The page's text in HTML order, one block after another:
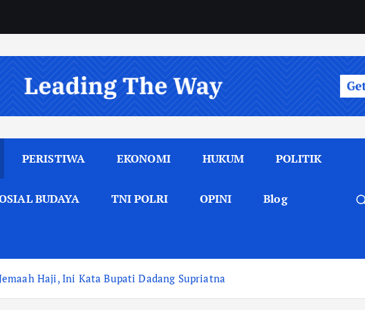
PERISTIWA EKONOMI HUKUM POLITIK
BUDAYA TNI POLRI OPINI Blog
Haji, Ini Kata Bupati Dadang Supriatna